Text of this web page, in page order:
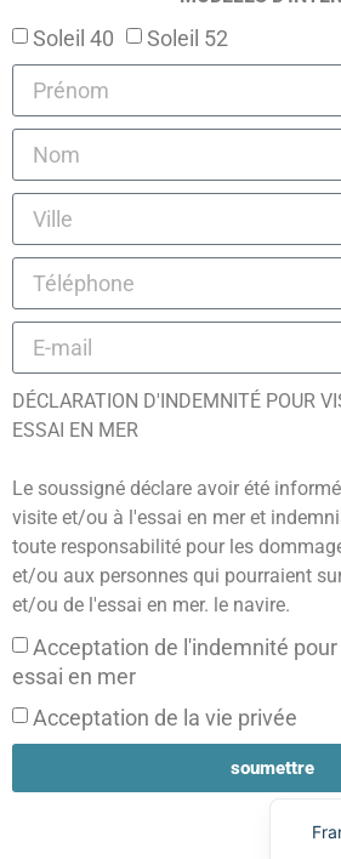
Soleil 40 Soleil 52
DÉCLARATION D'INDEMNITÉ POUR
ESSAI EN MER
Le soussigné déclare avoir été
visite et/ou à l'essai en mer et
toute responsabilité pour les
et/ou aux personnes qui pourraient
et/ou de l'essai en mer. le navire.
Acceptation de l'indemnité
essai en mer
Acceptation de la vie privée
soumettre